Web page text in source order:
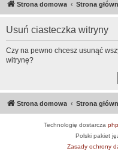
Strona domowa Strona
Usuń ciasteczka witryny
Czy na pewno chcesz usunąć
witrynę?
Strona domowa Strona
Technologię dostarcza
Polski pakiet
Zasady ochrony